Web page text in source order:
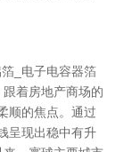
_电子电容器箔
着房地产商场的
顺的焦点。通过
呈现出稳中有升